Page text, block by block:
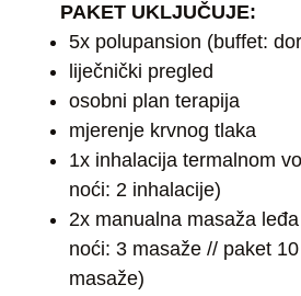
PAKET UKLJUČUJE:
5x polupansion (buffet:
liječnički pregled
osobni plan terapija
mjerenje krvnog tlaka
1x inhalacija termalnom
noći: 2 inhalacije)
2x manualna masaža
noći: 3 masaže // paket
masaže)